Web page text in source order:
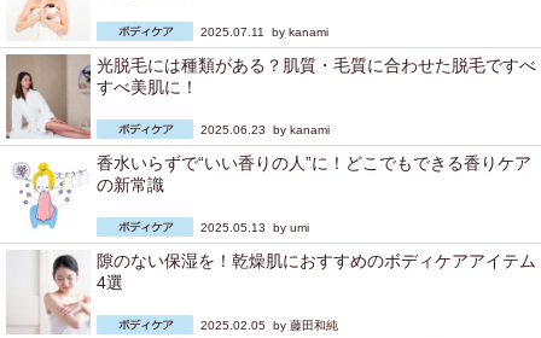
2025.07.11 by kanami
光脱毛には種類がある？肌質・毛質に合わせた脱毛ですべ
すべ美肌に！
2025.06.23 by kanami
香水いらずで“いい香りの人”に！どこでもできる香りケア
の新常識
2025.05.13 by umi
隙のない保湿を！乾燥肌におすすめのボディケアアイテム
4選
2025.02.05 by 藤田和純